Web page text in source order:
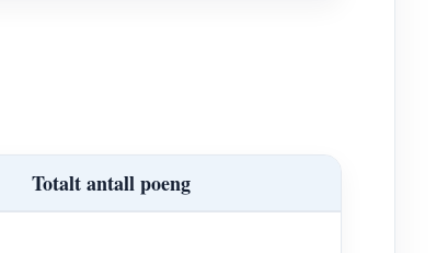
Totalt antall poeng